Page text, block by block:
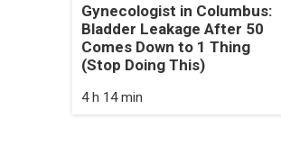
Gynecologist in Columbus:
Bladder Leakage After 50
Comes Down to 1 Thing
(Stop Doing This)
4 h 14 min